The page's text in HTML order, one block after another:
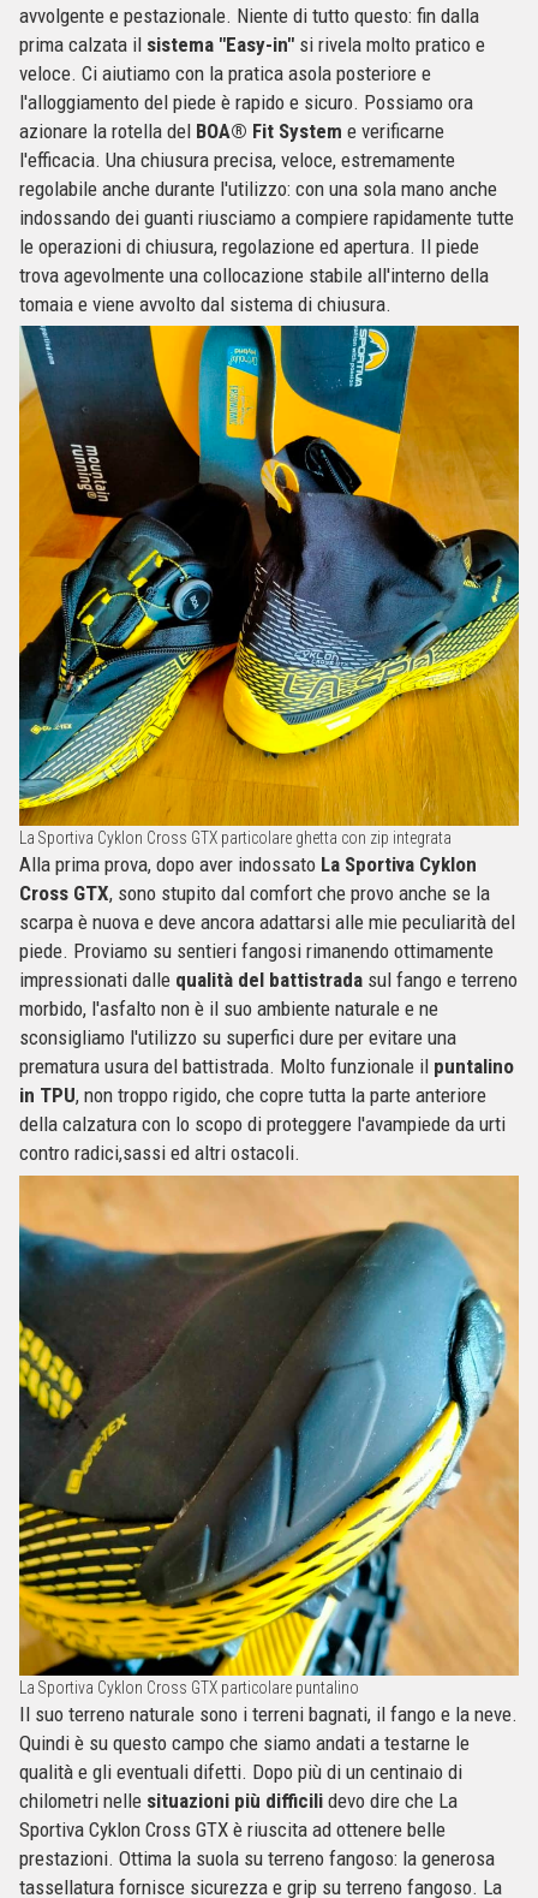
avvolgente e pestazionale. Niente di tutto questo: fin dalla
prima calzata il sistema "Easy-in" si rivela molto pratico e
veloce. Ci aiutiamo con la pratica asola posteriore e
l'alloggiamento del piede è rapido e sicuro. Possiamo ora
azionare la rotella del BOA® Fit System e verificarne
l'efficacia. Una chiusura precisa, veloce, estremamente
regolabile anche durante l'utilizzo: con una sola mano anche
indossando dei guanti riusciamo a compiere rapidamente tutte
le operazioni di chiusura, regolazione ed apertura. Il piede
trova agevolmente una collocazione stabile all'interno della
tomaia e viene avvolto dal sistema di chiusura.
La Sportiva Cyklon Cross GTX particolare ghetta con zip integrata
Alla prima prova, dopo aver indossato La Sportiva Cyklon
Cross GTX, sono stupito dal comfort che provo anche se la
scarpa è nuova e deve ancora adattarsi alle mie peculiarità del
piede. Proviamo su sentieri fangosi rimanendo ottimamente
impressionati dalle qualità del battistrada sul fango e terreno
morbido, l'asfalto non è il suo ambiente naturale e ne
sconsigliamo l'utilizzo su superfici dure per evitare una
prematura usura del battistrada. Molto funzionale il puntalino
in TPU, non troppo rigido, che copre tutta la parte anteriore
della calzatura con lo scopo di proteggere l'avampiede da urti
contro radici,sassi ed altri ostacoli.
La Sportiva Cyklon Cross GTX particolare puntalino
Il suo terreno naturale sono i terreni bagnati, il fango e la neve.
Quindi è su questo campo che siamo andati a testarne le
qualità e gli eventuali difetti. Dopo più di un centinaio di
chilometri nelle situazioni più difficili devo dire che La
Sportiva Cyklon Cross GTX è riuscita ad ottenere belle
prestazioni. Ottima la suola su terreno fangoso: la generosa
tassellatura fornisce sicurezza e grip su terreno fangoso. La